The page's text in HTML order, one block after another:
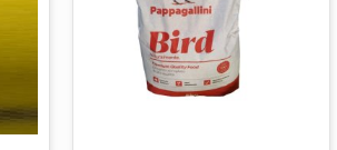
AGGIUNGI AL CARRELLO